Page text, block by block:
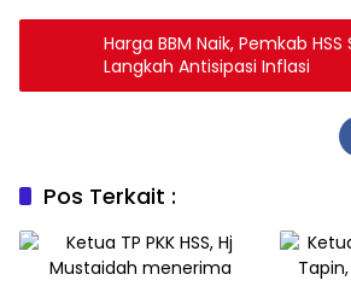
Harga BBM Naik, Pemkab HSS
Langkah Antisipasi Inflasi
Pos Terkait :